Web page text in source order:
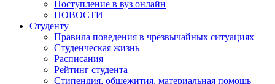
Поступление в вуз онлайн
НОВОСТИ
Студенту
Правила поведения в чрезвычайных ситуациях
Студенческая жизнь
Расписания
Рейтинг студента
Стипендия, общежития, материальная помощь